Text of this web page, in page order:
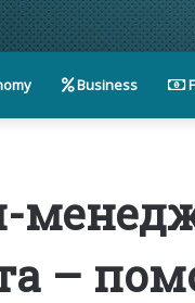
Business
–